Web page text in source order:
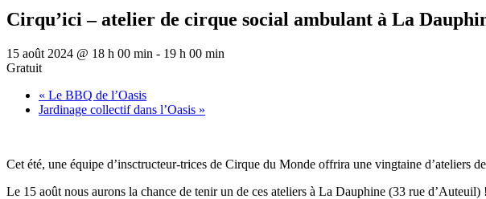
Cirqu’ici – atelier de cirque social ambulant à La
15 août 2024 @ 18 h 00 min - 19 h 00 min
Gratuit
« Le BBQ de l’Oasis
Jardinage collectif dans l’Oasis »
Cet été, une équipe d’insctructeur-trices de Cirque du Monde offrira une vingtaine d’ateliers
Le 15 août nous aurons la chance de tenir un de ces ateliers à La Dauphine (33 rue d’Auteuil) !